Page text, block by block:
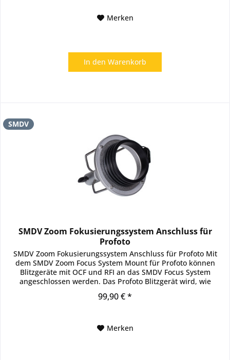
Merken
In den Warenkorb
SMDV
SMDV Zoom Fokusierungssystem Anschluss für
Profoto
SMDV Zoom Fokusierungssystem Anschluss für Profoto Mit
dem SMDV Zoom Focus System Mount für Profoto können
Blitzgeräte mit OCF und RFI an das SMDV Focus System
angeschlossen werden. Das Profoto Blitzgerät wird, wie
99,90 € *
Merken